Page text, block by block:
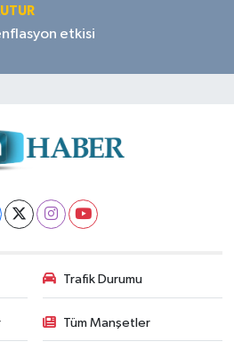
etkisi
Trafik Durumu
Tüm Manşetler